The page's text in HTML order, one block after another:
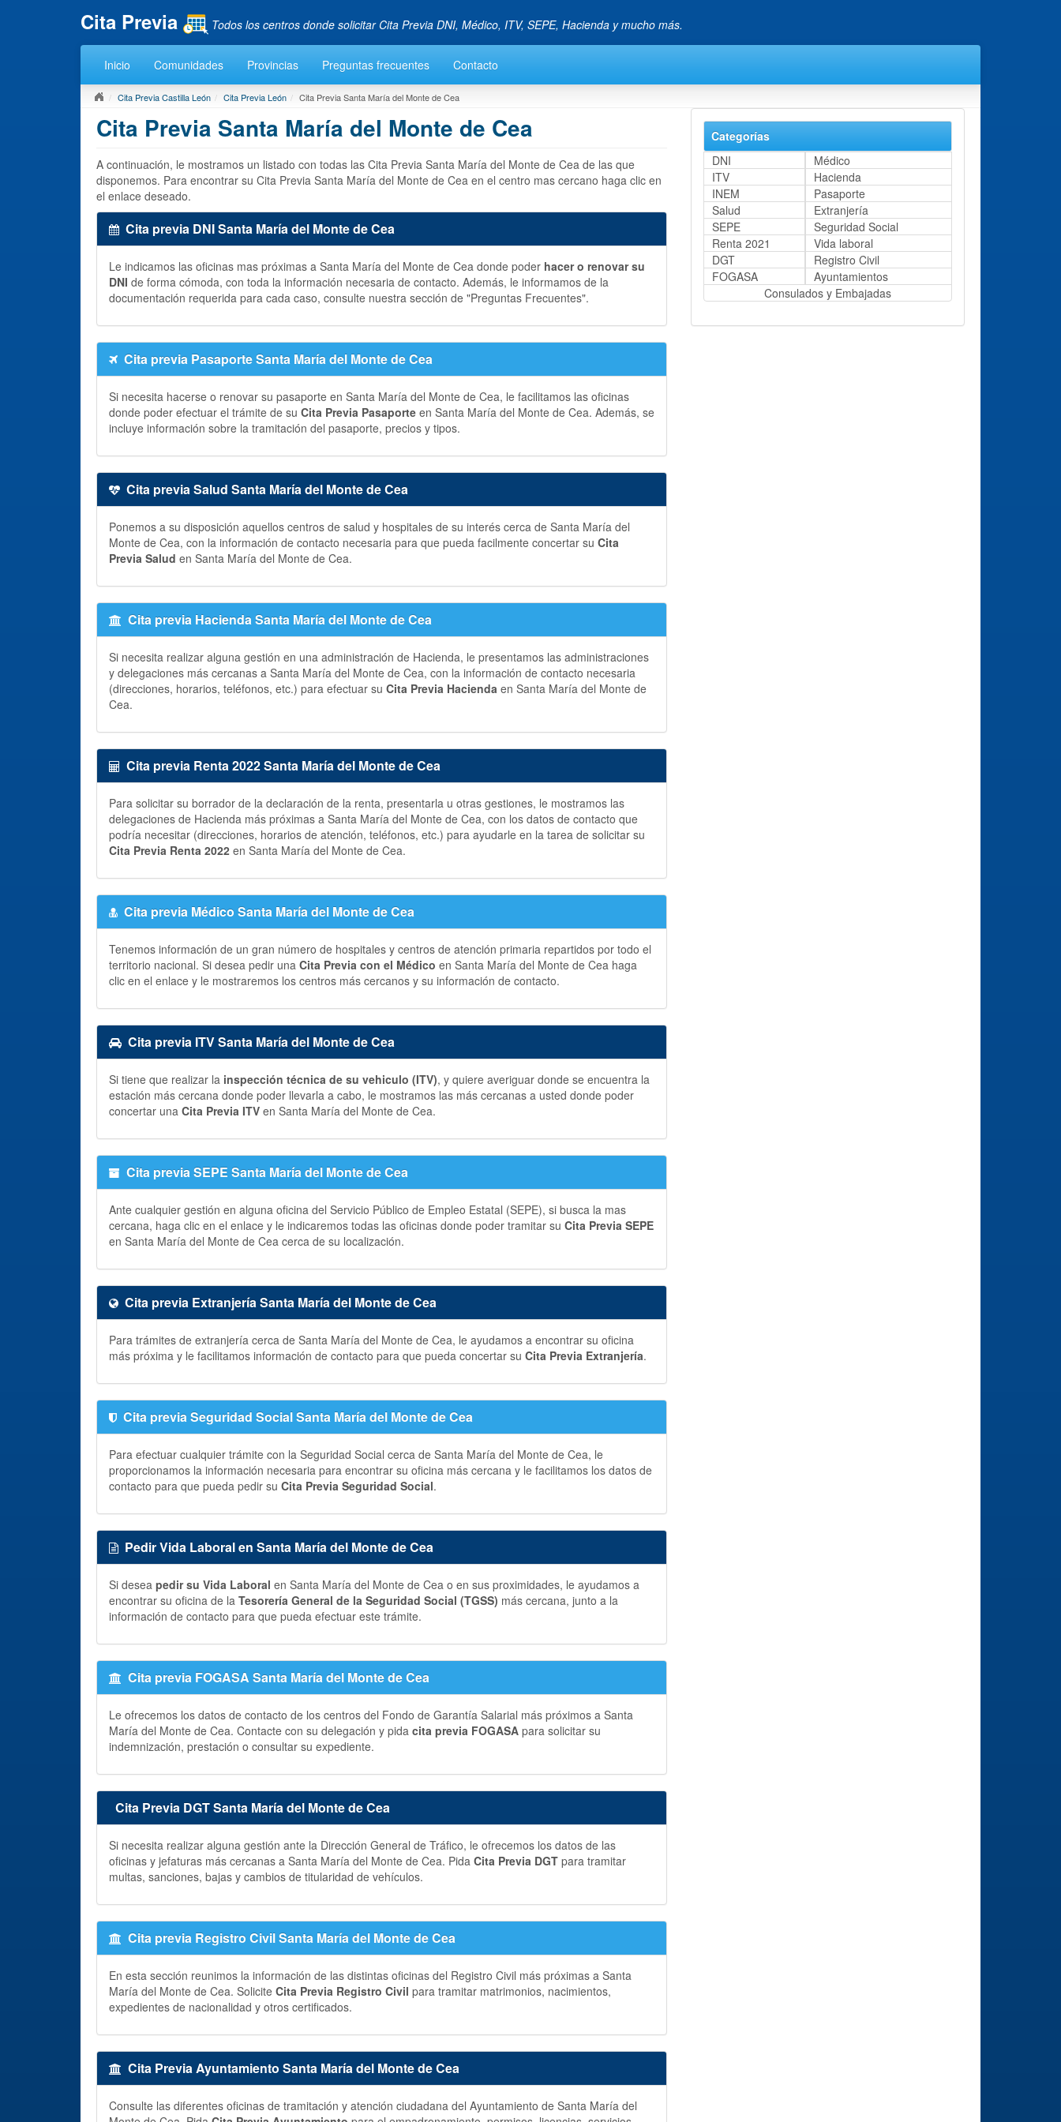
Cita Previa Todos los centros donde solicitar Cita Previa DNI, Médico, ITV, SEPE, Hacienda y mucho más.
Inicio Comunidades Provincias Preguntas frecuentes Contacto
Cita Previa Castilla León Cita Previa León Cita Previa Santa María del Monte de Cea
Cita Previa Santa María del Monte de Cea
A continuación, le mostramos un listado con todas las Cita Previa Santa María del Monte de Cea de las que
disponemos. Para encontrar su Cita Previa Santa María del Monte de Cea en el centro mas cercano haga clic en
el enlace deseado.
Cita previa DNI Santa María del Monte de Cea
Le indicamos las oficinas mas próximas a Santa María del Monte de Cea donde poder hacer o renovar su
DNI de forma cómoda, con toda la información necesaria de contacto. Además, le informamos de la
documentación requerida para cada caso, consulte nuestra sección de "Preguntas Frecuentes".
Cita previa Pasaporte Santa María del Monte de Cea
Si necesita hacerse o renovar su pasaporte en Santa María del Monte de Cea, le facilitamos las oficinas
donde poder efectuar el trámite de su Cita Previa Pasaporte en Santa María del Monte de Cea. Además, se
incluye información sobre la tramitación del pasaporte, precios y tipos.
Cita previa Salud Santa María del Monte de Cea
Ponemos a su disposición aquellos centros de salud y hospitales de su interés cerca de Santa María del
Monte de Cea, con la información de contacto necesaria para que pueda facilmente concertar su Cita
Previa Salud en Santa María del Monte de Cea.
Cita previa Hacienda Santa María del Monte de Cea
Si necesita realizar alguna gestión en una administración de Hacienda, le presentamos las administraciones
y delegaciones más cercanas a Santa María del Monte de Cea, con la información de contacto necesaria
(direcciones, horarios, teléfonos, etc.) para efectuar su Cita Previa Hacienda en Santa María del Monte de
Cea.
Cita previa Renta 2022 Santa María del Monte de Cea
Para solicitar su borrador de la declaración de la renta, presentarla u otras gestiones, le mostramos las
delegaciones de Hacienda más próximas a Santa María del Monte de Cea, con los datos de contacto que
podría necesitar (direcciones, horarios de atención, teléfonos, etc.) para ayudarle en la tarea de solicitar su
Cita Previa Renta 2022 en Santa María del Monte de Cea.
Cita previa Médico Santa María del Monte de Cea
Tenemos información de un gran número de hospitales y centros de atención primaria repartidos por todo el
territorio nacional. Si desea pedir una Cita Previa con el Médico en Santa María del Monte de Cea haga
clic en el enlace y le mostraremos los centros más cercanos y su información de contacto.
Cita previa ITV Santa María del Monte de Cea
Si tiene que realizar la inspección técnica de su vehiculo (ITV), y quiere averiguar donde se encuentra la
estación más cercana donde poder llevarla a cabo, le mostramos las más cercanas a usted donde poder
concertar una Cita Previa ITV en Santa María del Monte de Cea.
Cita previa SEPE Santa María del Monte de Cea
Ante cualquier gestión en alguna oficina del Servicio Público de Empleo Estatal (SEPE), si busca la mas
cercana, haga clic en el enlace y le indicaremos todas las oficinas donde poder tramitar su Cita Previa SEPE
en Santa María del Monte de Cea cerca de su localización.
Cita previa Extranjería Santa María del Monte de Cea
Para trámites de extranjería cerca de Santa María del Monte de Cea, le ayudamos a encontrar su oficina
más próxima y le facilitamos información de contacto para que pueda concertar su Cita Previa Extranjería.
Cita previa Seguridad Social Santa María del Monte de Cea
Para efectuar cualquier trámite con la Seguridad Social cerca de Santa María del Monte de Cea, le
proporcionamos la información necesaria para encontrar su oficina más cercana y le facilitamos los datos de
contacto para que pueda pedir su Cita Previa Seguridad Social.
Pedir Vida Laboral en Santa María del Monte de Cea
Si desea pedir su Vida Laboral en Santa María del Monte de Cea o en sus proximidades, le ayudamos a
encontrar su oficina de la Tesorería General de la Seguridad Social (TGSS) más cercana, junto a la
información de contacto para que pueda efectuar este trámite.
Cita previa FOGASA Santa María del Monte de Cea
Le ofrecemos los datos de contacto de los centros del Fondo de Garantía Salarial más próximos a Santa
María del Monte de Cea. Contacte con su delegación y pida cita previa FOGASA para solicitar su
indemnización, prestación o consultar su expediente.
Cita Previa DGT Santa María del Monte de Cea
Si necesita realizar alguna gestión ante la Dirección General de Tráfico, le ofrecemos los datos de las
oficinas y jefaturas más cercanas a Santa María del Monte de Cea. Pida Cita Previa DGT para tramitar
multas, sanciones, bajas y cambios de titularidad de vehículos.
Cita previa Registro Civil Santa María del Monte de Cea
En esta sección reunimos la información de las distintas oficinas del Registro Civil más próximas a Santa
María del Monte de Cea. Solicite Cita Previa Registro Civil para tramitar matrimonios, nacimientos,
expedientes de nacionalidad y otros certificados.
Cita Previa Ayuntamiento Santa María del Monte de Cea
Consulte las diferentes oficinas de tramitación y atención ciudadana del Ayuntamiento de Santa María del
Categorías
DNI
Médico
ITV
Hacienda
INEM
Pasaporte
Salud
Extranjería
SEPE
Seguridad Social
Renta 2021
Vida laboral
DGT
Registro Civil
FOGASA
Ayuntamientos
Consulados y Embajadas